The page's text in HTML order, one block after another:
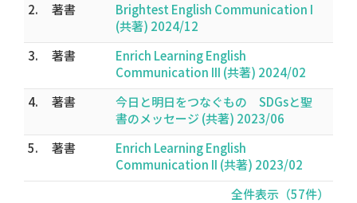
2.
著書
Brightest English Communication I
(共著) 2024/12
3.
著書
Enrich Learning English
Communication III (共著) 2024/02
4.
著書
今日と明日をつなぐもの SDGsと聖
書のメッセージ (共著) 2023/06
5.
著書
Enrich Learning English
Communication II (共著) 2023/02
全件表示（57件）